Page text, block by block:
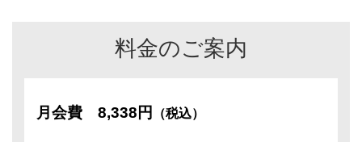
料金のご案内
月会費 8,338円 （税込）